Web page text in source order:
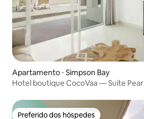
Apartamento ⋅ Simpson Bay
Hotel boutique CocoVaa — Suíte Pearl
Preferido dos hóspedes